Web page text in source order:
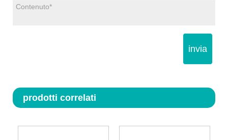
invia
prodotti correlati